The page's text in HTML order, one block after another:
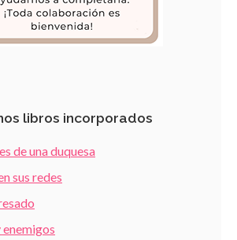
libros incorporados
de una duquesa
sus redes